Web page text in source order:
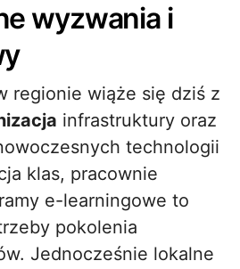
wyzwania i
regionie wiąże się dziś z
infrastruktury oraz
technologii
klas, pracownie
e-learningowe to
pokolenia
Jednocześnie lokalne